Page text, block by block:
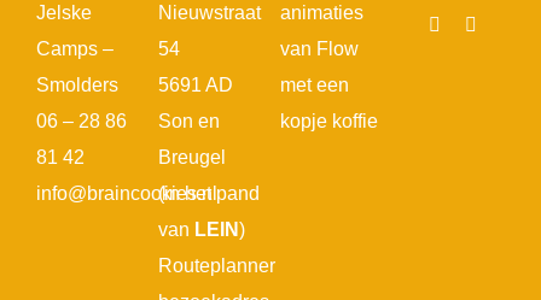
Jelske
Camps –
Smolders
06 – 28 86
81 42
info@braincookies.nl
Nieuwstraat
54
5691 AD
Son en
Breugel
(in het pand
van LEIN)
Routeplanner
animaties
van Flow
met een
kopje koffie